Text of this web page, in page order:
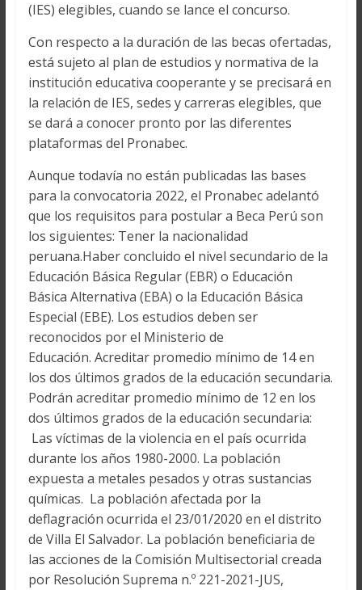
(IES) elegibles, cuando se lance el concurso.
Con respecto a la duración de las becas ofertadas,
está sujeto al plan de estudios y normativa de la
institución educativa cooperante y se precisará en
la relación de IES, sedes y carreras elegibles, que
se dará a conocer pronto por las diferentes
plataformas del Pronabec.
Aunque todavía no están publicadas las bases
para la convocatoria 2022, el Pronabec adelantó
que los requisitos para postular a Beca Perú son
los siguientes: Tener la nacionalidad
peruana.Haber concluido el nivel secundario de la
Educación Básica Regular (EBR) o Educación
Básica Alternativa (EBA) o la Educación Básica
Especial (EBE). Los estudios deben ser
reconocidos por el Ministerio de
Educación. Acreditar promedio mínimo de 14 en
los dos últimos grados de la educación secundaria.
Podrán acreditar promedio mínimo de 12 en los
dos últimos grados de la educación secundaria:
Las víctimas de la violencia en el país ocurrida
durante los años 1980-2000. La población
expuesta a metales pesados y otras sustancias
químicas. La población afectada por la
deflagración ocurrida el 23/01/2020 en el distrito
de Villa El Salvador. La población beneficiaria de
las acciones de la Comisión Multisectorial creada
por Resolución Suprema n.º 221-2021-JUS,